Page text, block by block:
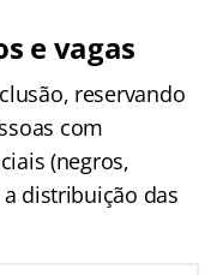
e vagas
reservando
com
(negros,
distribuição das